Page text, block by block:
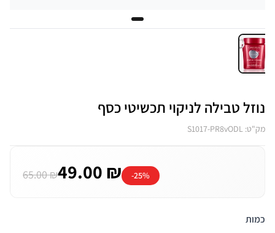
נוזל טבילה לניקוי תכשיטי כסף
מק"ט: S1017-PR8vODL
65.00 ₪49.00 ₪ -25%
כמות